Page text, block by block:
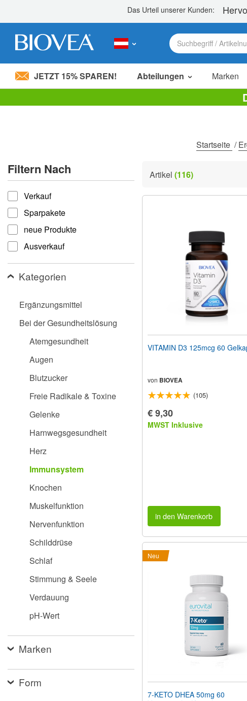
Bitte
Barrierefreiheitssystem.
Drücken
Sie
Strg-
F11,
um
die
Website
an
Sehbehinderte
anzupassen,
einen
Drücken
Eingabehilfemenü
JETZT 15% SPAREN! Abteilungen Marken
Startseite /
Filtern Nach
filtern nach
Verkauf
Sparpakete
neue Produkte
Ausverkauf
Kategorien
Ergänzungsmittel
Bei der Gesundheitslösung
Atemgesundheit
Augen
Blutzucker
Freie Radikale & Toxine
Gelenke
Harnwegsgesundheit
Herz
Immunsystem
Knochen
Muskelfunktion
Nervenfunktion
Schilddrüse
Schlaf
Stimmung & Seele
Verdauung
pH-Wert
Marken
Form
Artikel (116)
VITAMIN D3 125mcg
von BIOVEA
(105)
€ 9,30
MWST Inklusive
in den Warenkorb
Neu
7-KETO DHEA 50mg 60